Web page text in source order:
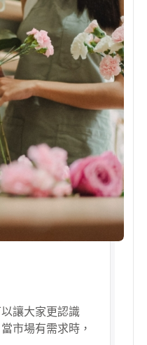
讓大家更認識
市場有需求時，